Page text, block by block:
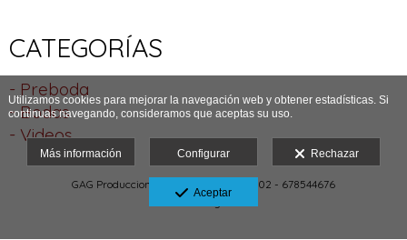
CATEGORÍAS
- Preboda
- Bodas
- Videos
GAG Producciones 2026 | Tlf 677398602 - 678544676
Aviso legal
Utilizamos cookies para mejorar la navegación web y obtener estadísticas. Si
continuas navegando, consideramos que aceptas su uso.
Más información Configurar Rechazar
Aceptar